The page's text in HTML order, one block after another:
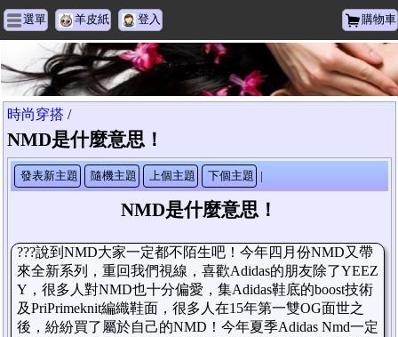
選單 羊皮紙 登入 購物車
黑族美容時尚
時尚穿搭 /
NMD是什麼意思！
發表新主題 隨機主題 上個主題 下個主題 |
NMD是什麼意思！
???說到NMD大家一定都不陌生吧！今年四月份NMD又帶
來全新系列，重回我們視線，喜歡Adidas的朋友除了YEEZ
Y，很多人對NMD也十分偏愛，集Adidas鞋底的boost技術
及PriPrimeknit編織鞋面，很多人在15年第一雙OG面世之
後，紛紛買了屬於自己的NMD！今年夏季Adidas Nmd一定